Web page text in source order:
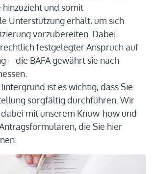
und somit
Unterstützung erhält, um sich
vorzubereiten. Dabei
festgelegter Anspruch auf
– die BAFA gewährt sie nach
ist es wichtig, dass Sie
sorgfältig durchführen. Wir
mit unserem Know-how und
die Sie hier